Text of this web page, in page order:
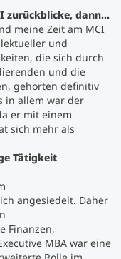
Finder
zurückblicke, dann...
meine Zeit am MCI
und
die sich durch
und die
gehörten definitiv
in allem war der
er mit einem
sich mehr als
Tätigkeit
angesiedelt. Daher
Finanzen,
MBA war eine